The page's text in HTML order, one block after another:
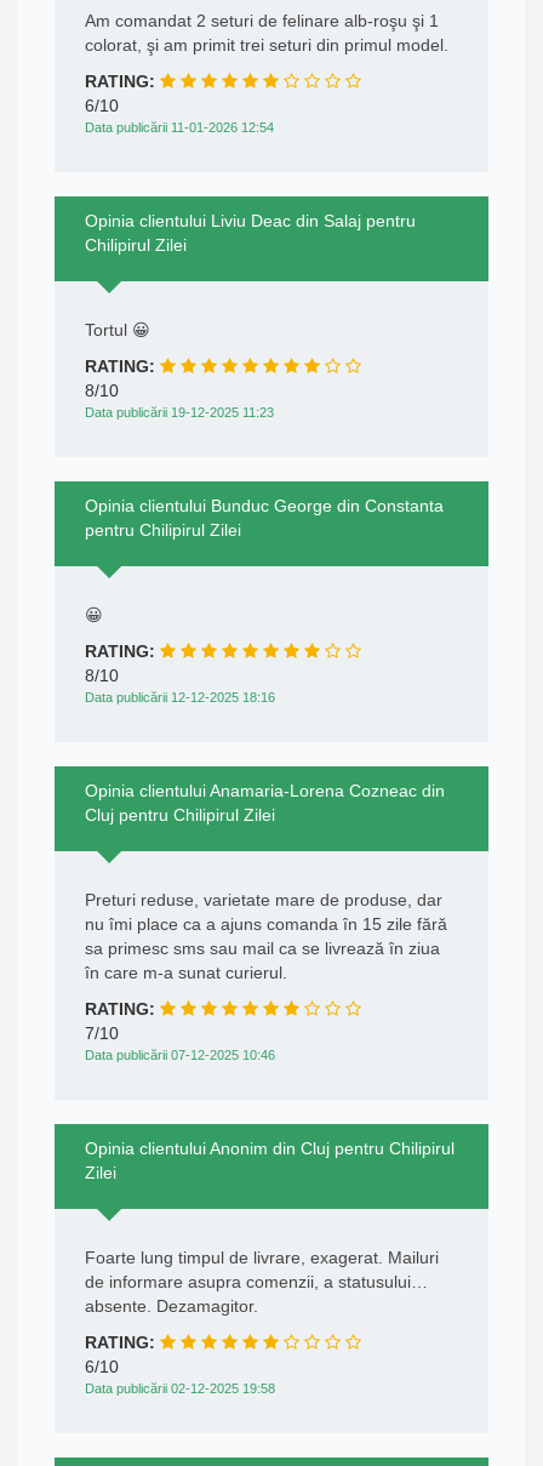
Am comandat 2 seturi de felinare alb-roşu şi 1
colorat, şi am primit trei seturi din primul model.
RATING:
6/10
Data publicării 11-01-2026 12:54
Opinia clientului Liviu Deac din Salaj pentru
Chilipirul Zilei
Tortul 😀
RATING:
8/10
Data publicării 19-12-2025 11:23
Opinia clientului Bunduc George din Constanta
pentru Chilipirul Zilei
😀
RATING:
8/10
Data publicării 12-12-2025 18:16
Opinia clientului Anamaria-Lorena Cozneac din
Cluj pentru Chilipirul Zilei
Preturi reduse, varietate mare de produse, dar
nu îmi place ca a ajuns comanda în 15 zile fără
sa primesc sms sau mail ca se livrează în ziua
în care m-a sunat curierul.
RATING:
7/10
Data publicării 07-12-2025 10:46
Opinia clientului Anonim din Cluj pentru Chilipirul
Zilei
Foarte lung timpul de livrare, exagerat. Mailuri
de informare asupra comenzii, a statusului…
absente. Dezamagitor.
RATING:
6/10
Data publicării 02-12-2025 19:58